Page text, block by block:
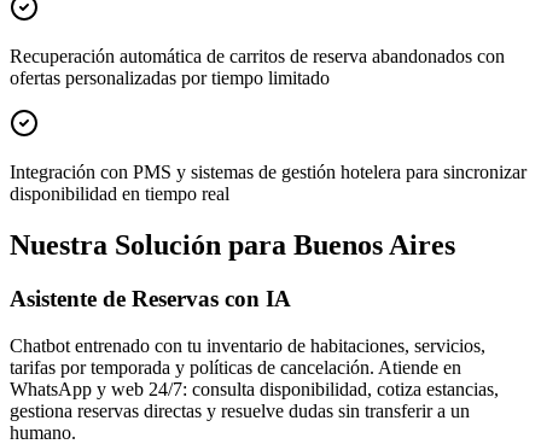
Recuperación automática de carritos de reserva abandonados con
ofertas personalizadas por tiempo limitado
Integración con PMS y sistemas de gestión hotelera para sincronizar
disponibilidad en tiempo real
Nuestra Solución para Buenos Aires
Asistente de Reservas con IA
Chatbot entrenado con tu inventario de habitaciones, servicios,
tarifas por temporada y políticas de cancelación. Atiende en
WhatsApp y web 24/7: consulta disponibilidad, cotiza estancias,
gestiona reservas directas y resuelve dudas sin transferir a un
humano.